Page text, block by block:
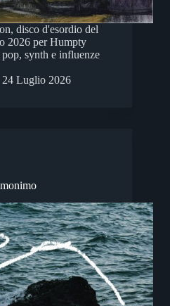
disco d'esordio del
2026 per Humpty
synth e influenze
24 Luglio 2026